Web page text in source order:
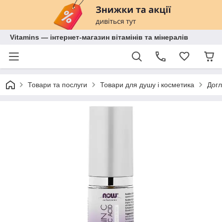
Vitamins — інтернет-магазин вітамінів та мінералів
Товари та послуги Товари для душу і косметика